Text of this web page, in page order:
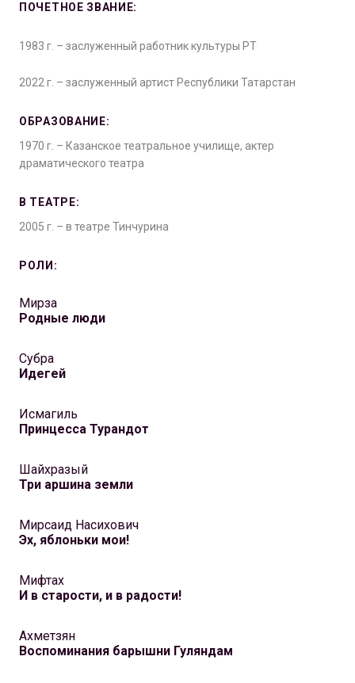
ПОЧЕТНОЕ ЗВАНИЕ:
1983 г. – заслуженный работник культуры РТ
2022 г. – заслуженный артист Республики Татарстан
ОБРАЗОВАНИЕ:
1970 г. – Казанское театральное училище, актер
драматического театра
В ТЕАТРЕ:
2005 г. – в театре Тинчурина
РОЛИ:
Мирза
Родные люди
Субра
Идегей
Исмагиль
Принцесса Турандот
Шайхразый
Три аршина земли
Мирсаид Насихович
Эх, яблоньки мои!
Мифтах
И в cтарости, и в радости!
Ахметзян
Воспоминания барышни Гуляндам